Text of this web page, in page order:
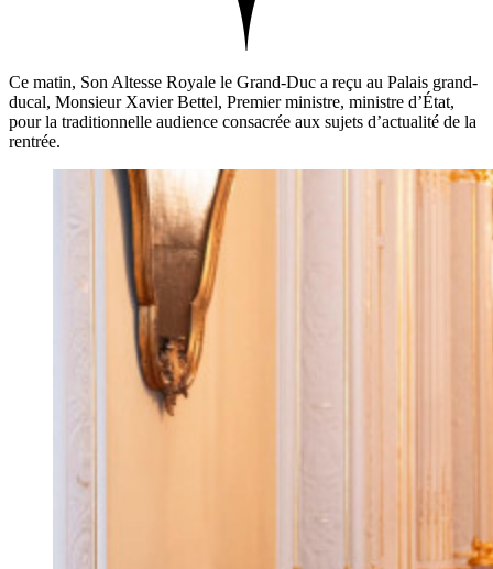
Ce matin, Son Altesse Royale le Grand-Duc a reçu au Palais grand-
ducal, Monsieur Xavier Bettel, Premier ministre, ministre d’État,
pour la traditionnelle audience consacrée aux sujets d’actualité de la
rentrée.